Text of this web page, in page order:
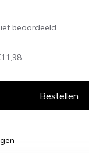
beoordeeld
Bestellen